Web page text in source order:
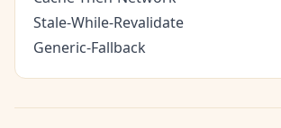
Stale-While-Revalidate
Generic-Fallback